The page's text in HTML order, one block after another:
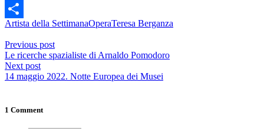
WhatsApp
Condividi
Artista della SettimanaOperaTeresa Berganza
Previous post
Le ricerche spazialiste di Arnaldo Pomodoro
Next post
14 maggio 2022. Notte Europea dei Musei
1 Comment